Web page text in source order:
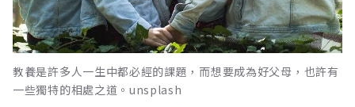
教養是許多人一生中都必經的課題，而想要成為好父母，也許有
一些獨特的相處之道。unsplash